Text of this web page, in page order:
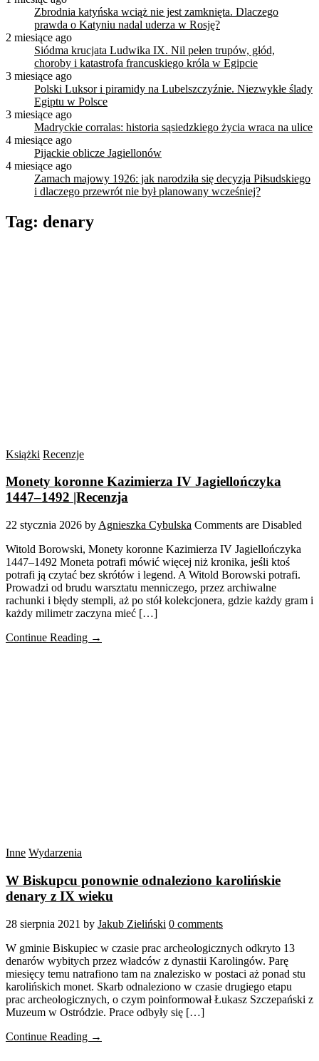
Zbrodnia katyńska wciąż nie jest zamknięta. Dlaczego
prawda o Katyniu nadal uderza w Rosję?
2 miesiące ago
Siódma krucjata Ludwika IX. Nil pełen trupów, głód,
choroby i katastrofa francuskiego króla w Egipcie
3 miesiące ago
Polski Luksor i piramidy na Lubelszczyźnie. Niezwykłe ślady
Egiptu w Polsce
3 miesiące ago
Madryckie corralas: historia sąsiedzkiego życia wraca na ulice
4 miesiące ago
Pijackie oblicze Jagiellonów
4 miesiące ago
Zamach majowy 1926: jak narodziła się decyzja Piłsudskiego
i dlaczego przewrót nie był planowany wcześniej?
Tag: denary
Książki Recenzje
Monety koronne Kazimierza IV Jagiellończyka
1447–1492 |Recenzja
22 stycznia 2026 by Agnieszka Cybulska Comments are Disabled
Witold Borowski, Monety koronne Kazimierza IV Jagiellończyka
1447–1492 Moneta potrafi mówić więcej niż kronika, jeśli ktoś
potrafi ją czytać bez skrótów i legend. A Witold Borowski potrafi.
Prowadzi od brudu warsztatu menniczego, przez archiwalne
rachunki i błędy stempli, aż po stół kolekcjonera, gdzie każdy gram i
każdy milimetr zaczyna mieć […]
Continue Reading →
Inne Wydarzenia
W Biskupcu ponownie odnaleziono karolińskie
denary z IX wieku
28 sierpnia 2021 by Jakub Zieliński 0 comments
W gminie Biskupiec w czasie prac archeologicznych odkryto 13
denarów wybitych przez władców z dynastii Karolingów. Parę
miesięcy temu natrafiono tam na znalezisko w postaci aż ponad stu
karolińskich monet. Skarb odnaleziono w czasie drugiego etapu
prac archeologicznych, o czym poinformował Łukasz Szczepański z
Muzeum w Ostródzie. Prace odbyły się […]
Continue Reading →